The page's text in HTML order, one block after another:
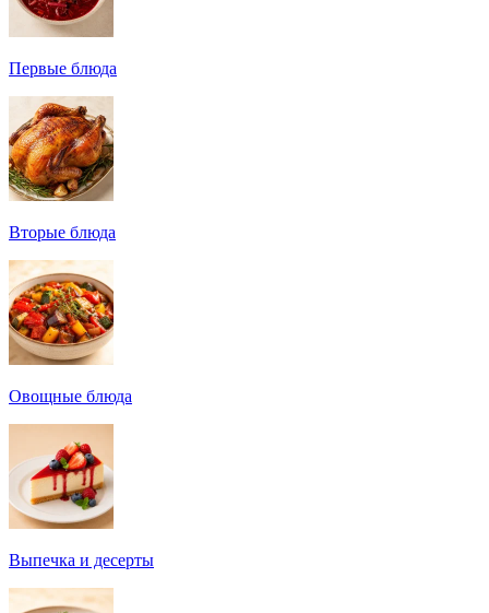
Первые блюда
Вторые блюда
Овощные блюда
Выпечка и десерты